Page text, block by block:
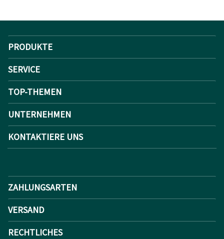
PRODUKTE
SERVICE
TOP-THEMEN
UNTERNEHMEN
KONTAKTIERE UNS
ZAHLUNGSARTEN
VERSAND
RECHTLICHES